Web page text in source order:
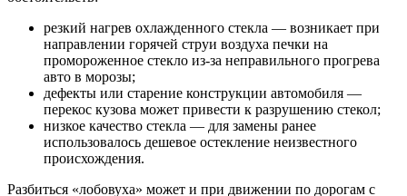
резкий нагрев охлажденного стекла — возникает при
направлении горячей струи воздуха печки на
промороженное стекло из-за неправильного прогрева
авто в морозы;
дефекты или старение конструкции автомобиля —
перекос кузова может привести к разрушению стекол;
низкое качество стекла — для замены ранее
использовалось дешевое остекление неизвестного
происхождения.
Разбиться «лобовуха» может и при движении по дорогам с